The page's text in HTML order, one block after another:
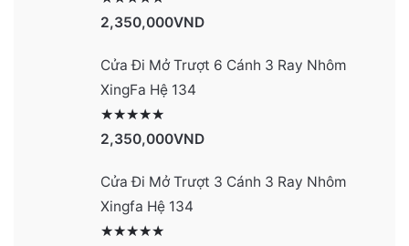
2,350,000VND
Cửa Đi Mở Trượt 6 Cánh 3 Ray Nhôm
XingFa Hệ 134
2,350,000VND
Cửa Đi Mở Trượt 3 Cánh 3 Ray Nhôm
Xingfa Hệ 134